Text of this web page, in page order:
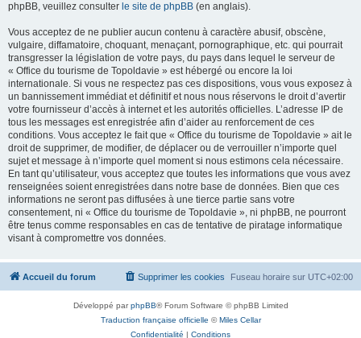
phpBB, veuillez consulter le site de phpBB (en anglais).
Vous acceptez de ne publier aucun contenu à caractère abusif, obscène,
vulgaire, diffamatoire, choquant, menaçant, pornographique, etc. qui pourrait
transgresser la législation de votre pays, du pays dans lequel le serveur de
« Office du tourisme de Topoldavie » est hébergé ou encore la loi
internationale. Si vous ne respectez pas ces dispositions, vous vous exposez à
un bannissement immédiat et définitif et nous nous réservons le droit d’avertir
votre fournisseur d’accès à internet et les autorités officielles. L’adresse IP de
tous les messages est enregistrée afin d’aider au renforcement de ces
conditions. Vous acceptez le fait que « Office du tourisme de Topoldavie » ait le
droit de supprimer, de modifier, de déplacer ou de verrouiller n’importe quel
sujet et message à n’importe quel moment si nous estimons cela nécessaire.
En tant qu’utilisateur, vous acceptez que toutes les informations que vous avez
renseignées soient enregistrées dans notre base de données. Bien que ces
informations ne seront pas diffusées à une tierce partie sans votre
consentement, ni « Office du tourisme de Topoldavie », ni phpBB, ne pourront
être tenus comme responsables en cas de tentative de piratage informatique
visant à compromettre vos données.
Accueil du forum Fuseau horaire sur UTC+02:00
Supprimer les cookies
Développé parphpBB® Forum Software © phpBB Limited
Traduction française officielle ©Miles Cellar
Confidentialité | Conditions